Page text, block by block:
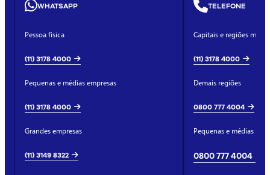
WHATSAPP
Pessoa física
(11) 3178 4000
Pequenas e médias empresas
(11) 3178 4000
Grandes empresas
(11) 3149 8322
TELEFONE
Capitais e regiões
(11) 3178 4000
Demais regiões
0800 777 4004
Pequenas e médias
0800 777 4004